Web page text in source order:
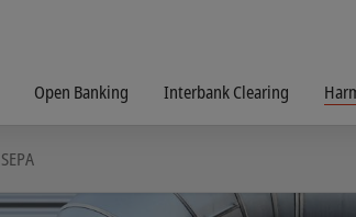
Open Banking Interbank Clearing
SEPA